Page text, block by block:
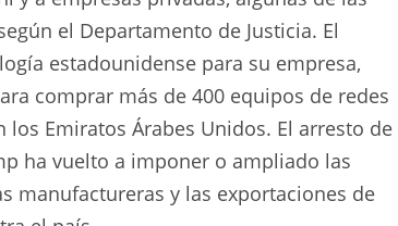
el Departamento de Justicia. El
estadounidense para su empresa,
comprar más de 400 equipos de redes
Emiratos Árabes Unidos. El arresto de
ha vuelto a imponer o ampliado las
manufactureras y las exportaciones de